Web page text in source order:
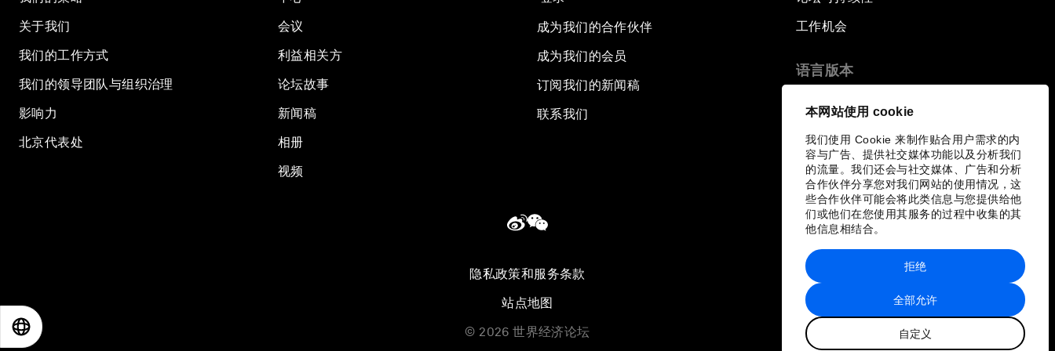
本网站使用 cookie
我们使用 Cookie 来制作贴合用户需求的内
容与广告、提供社交媒体功能以及分析我们
的流量。我们还会与社交媒体、广告和分析
合作伙伴分享您对我们网站的使用情况，这
些合作伙伴可能会将此类信息与您提供给他
们或他们在您使用其服务的过程中收集的其
他信息相结合。
全部允许
自定义
拒绝
关于我们
我们的工作方式
我们的领导团队与组织治理
影响力
北京代表处
会议
利益相关方
论坛故事
新闻稿
相册
视频
成为我们的合作伙伴
成为我们的会员
订阅我们的新闻稿
联系我们
工作机会
语言版本
隐私政策和服务条款
站点地图
© 2026 世界经济论坛